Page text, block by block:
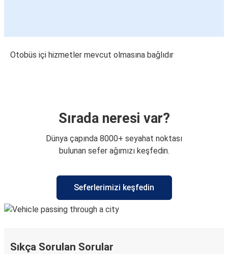
Otobüs içi hizmetler mevcut olmasına bağlıdır
Sırada neresi var?
Dünya çapında 8000+ seyahat noktası
bulunan sefer ağımızı keşfedin.
Seferlerimizi keşfedin
Sıkça Sorulan Sorular